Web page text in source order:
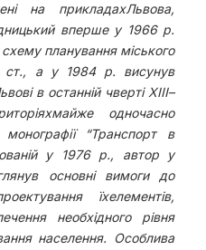
на прикладахЛьвова,
вперше у 1966 р.
планування міського
ст., а у 1984 р. висунув
в останній чверті ХІІІ–
одночасно
“Транспорт в
у 1976 р., автор у
основні вимоги до
їхелементів,
необхідного рівня
населення. Особлива